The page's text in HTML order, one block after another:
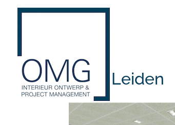
hypo Leiden